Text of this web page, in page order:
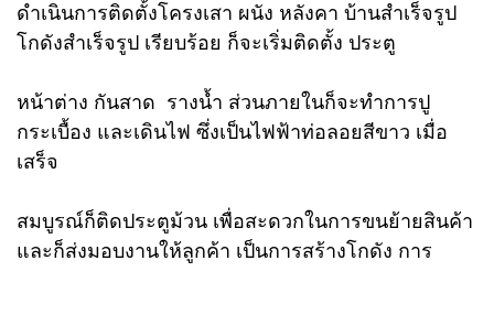
ดำเนินการติดตั้งโครงเสา ผนัง หลังคา บ้านสำเร็จรูป
โกดังสำเร็จรูป เรียบร้อย ก็จะเริ่มติดตั้ง ประตู
หน้าต่าง กันสาด รางน้ำ ส่วนภายในก็จะทำการปู
กระเบื้อง และเดินไฟ ซึ่งเป็นไฟฟ้าท่อลอยสีขาว เมื่อ
เสร็จ
สมบูรณ์ก็ติดประตูม้วน เพื่อสะดวกในการขนย้ายสินค้า
และก็ส่งมอบงานให้ลูกค้า เป็นการสร้างโกดัง การ